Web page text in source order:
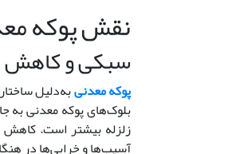
نقش پوکه
سبکی و کاهش
پوکه معدنیبه‌دلیل
بلوک‌های پوکه معدنی به
زلزله بیشتر است. کاهش
آسیب‌ها و خرابی‌ها در